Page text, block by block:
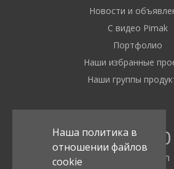
Наша политика в
отношении файлов
cookie
Новости и
С видео Pimak
Портфолио
Наши избранные
Наши группы
0850 480
info@pimak.com